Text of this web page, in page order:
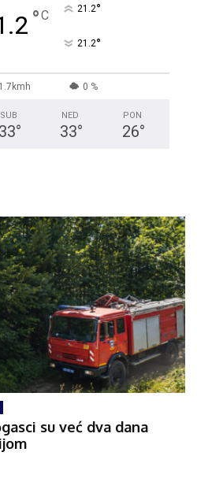
°C 21.2°
21.2°
1.7kmh 0 %
SUB
33°
NED
33°
PON
26°
su već dva dana